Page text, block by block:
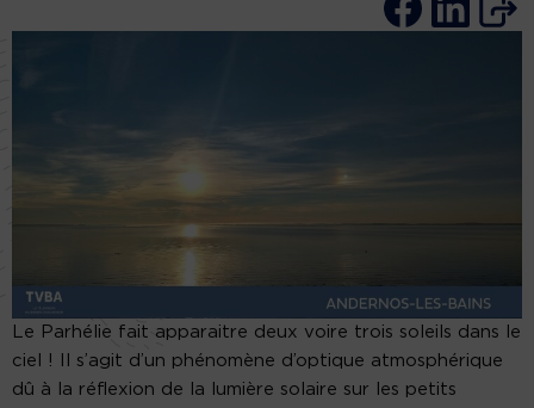
Le Parhélie fait apparaitre deux voire trois soleils dans le
ciel ! Il s’agit d’un phénomène d’optique atmosphérique
dû à la réflexion de la lumière solaire sur les petits